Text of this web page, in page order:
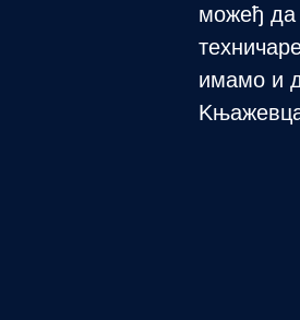
можеђ да
имамо и